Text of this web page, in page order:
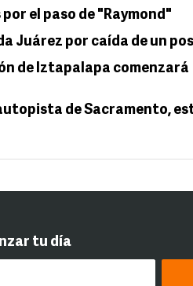
el paso de "Raymond"
Juárez por caída de un
de Iztapalapa comenzará
de Sacramento,
tu día